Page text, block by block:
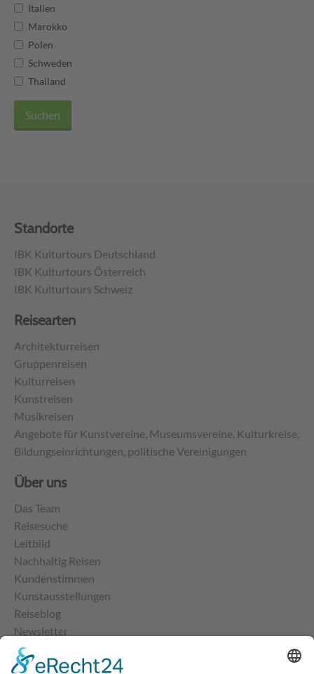
Italien
Marokko
Polen
Schweden
Thailand
Suchen
Standorte
IBK Kulturtours Deutschland
IBK Kulturtours Österreich
IBK Kulturtours Schweiz
Reisearten
Architekturreisen
Gruppenreisen
Kulturreisen
Kunstreisen
Musikreisen
Angebote für Kunstvereine, Museumsvereine, Kulturkreise,
Bildungseinrichtungen, politische Vereinigungen
Über uns
Das Team
Reisesuche
Leitbild
Nachhaltig Reisen
Kundenstimmen
Kunstausstellungen
Reiseblog
Newsletter
Kontakt
Impressum